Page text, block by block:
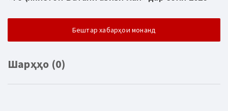
Бештар хабарҳои монанд
Шарҳҳо (0)